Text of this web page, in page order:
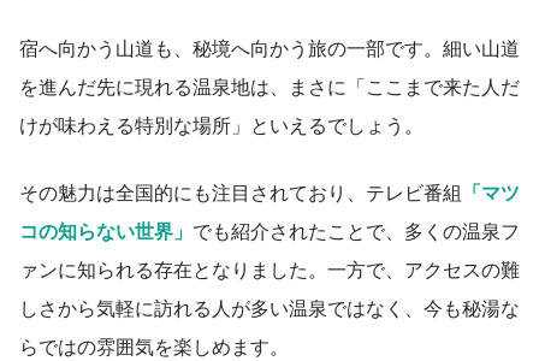
宿へ向かう山道も、秘境へ向かう旅の一部です。細い山道
を進んだ先に現れる温泉地は、まさに「ここまで来た人だ
けが味わえる特別な場所」といえるでしょう。
その魅力は全国的にも注目されており、テレビ番組 「マツ
コの知らない世界」 でも紹介されたことで、多くの温泉フ
ァンに知られる存在となりました。一方で、アクセスの難
しさから気軽に訪れる人が多い温泉ではなく、今も秘湯な
らではの雰囲気を楽しめます。